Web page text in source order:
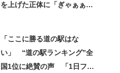
を上げた正体に「ぎゃぁぁぁ
「ここに勝る道の駅はな
い」 “道の駅ランキング”全
国1位に絶賛の声 「1日フル